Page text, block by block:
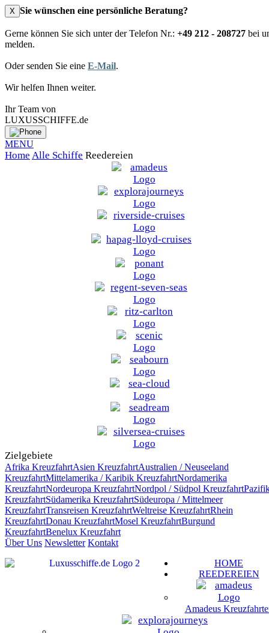
X Sie wünschen eine persönliche Beratung?
Gerne können Sie sich unter der Telefon Nr.: +49 212 - 208727 bei
melden.
Oder senden Sie eine E-Mail.
Wir helfen Ihnen weiter.
Ihr Team von
LUXUSSCHIFFE.de
MENU
Home Alle Schiffe Reedereien
Zielgebiete
Afrika KreuzfahrtAsien KreuzfahrtAustralien / Neuseeland
KreuzfahrtMittelamerika / Karibik KreuzfahrtNordamerika
KreuzfahrtNordeuropa KreuzfahrtNordpol / Südpol Kreuzfahrt
KreuzfahrtSüdamerika KreuzfahrtSüdeuropa / Mittelmeer
KreuzfahrtTransreisen KreuzfahrtWeltreise KreuzfahrtRhein
KreuzfahrtDonau KreuzfahrtMosel KreuzfahrtBurgund
KreuzfahrtBenelux Kreuzfahrt
Über Uns Newsletter Kontakt
HOME
REEDEREIEN
Amadeus